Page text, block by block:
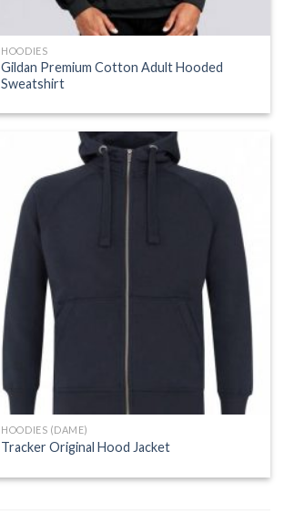
HOODIES
Gildan Premium Cotton Adult Hooded
Sweatshirt
Add to
Wishlist
HOODIES (DAME)
Tracker Original Hood Jacket